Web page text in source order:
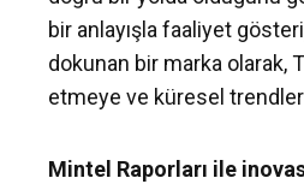
bir anlayışla faaliyet
dokunan bir marka olarak,
etmeye ve küresel
Mintel Raporları ile